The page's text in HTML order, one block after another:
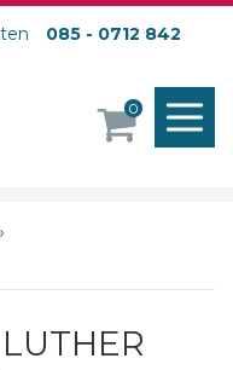
085 - 0712 842
0